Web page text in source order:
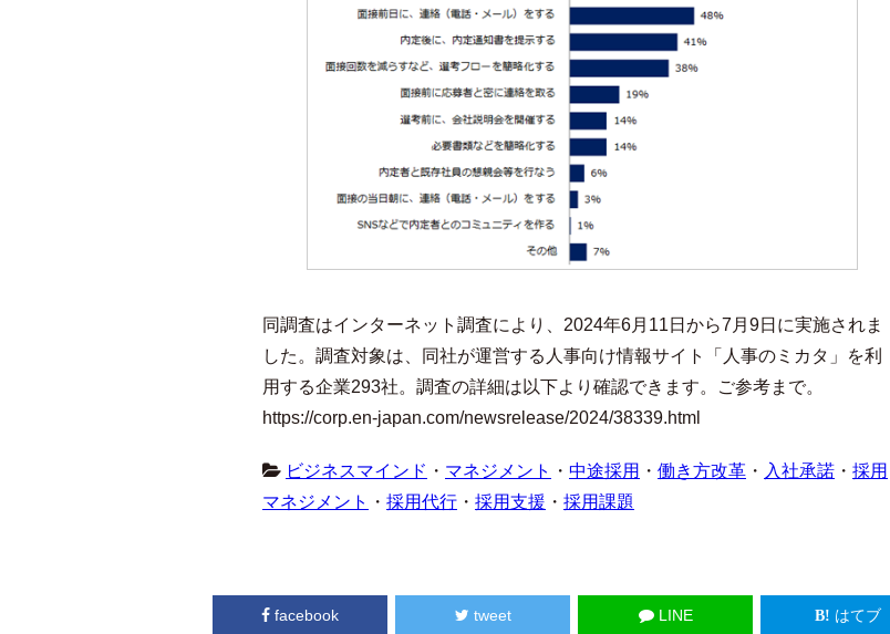
同調査はインターネット調査により、2024年6月11日から7月9日に実施されま
した。調査対象は、同社が運営する人事向け情報サイト「人事のミカタ」を利
用する企業293社。調査の詳細は以下より確認できます。ご参考まで。
https://corp.en-japan.com/newsrelease/2024/38339.html
ビジネスマインド ・ マネジメント ・ 中途採用 ・ 働き方改革 ・ 入社承諾 ・ 採用
マネジメント
・ 採用代行 ・ 採用支援 ・ 採用課題
facebook tweet LINE はてブ